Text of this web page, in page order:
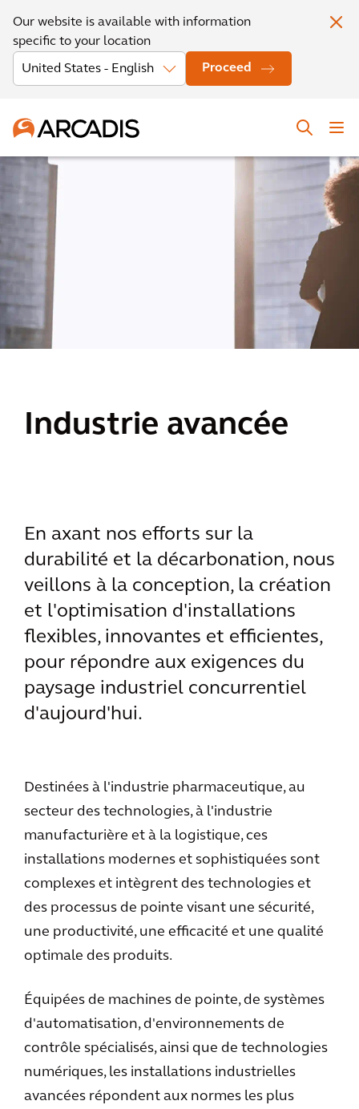
Our website is available with information
specific to your location
Proceed
Industrie avancée
En axant nos efforts sur la
durabilité et la décarbonation, nous
veillons à la conception, la création
et l'optimisation d'installations
flexibles, innovantes et efficientes,
pour répondre aux exigences du
paysage industriel concurrentiel
d'aujourd'hui.
Destinées à l'industrie pharmaceutique, au
secteur des technologies, à l'industrie
manufacturière et à la logistique, ces
installations modernes et sophistiquées sont
complexes et intègrent des technologies et
des processus de pointe visant une sécurité,
une productivité, une efficacité et une qualité
optimale des produits.
Équipées de machines de pointe, de systèmes
d'automatisation, d'environnements de
contrôle spécialisés, ainsi que de technologies
numériques, les installations industrielles
avancées répondent aux normes les plus